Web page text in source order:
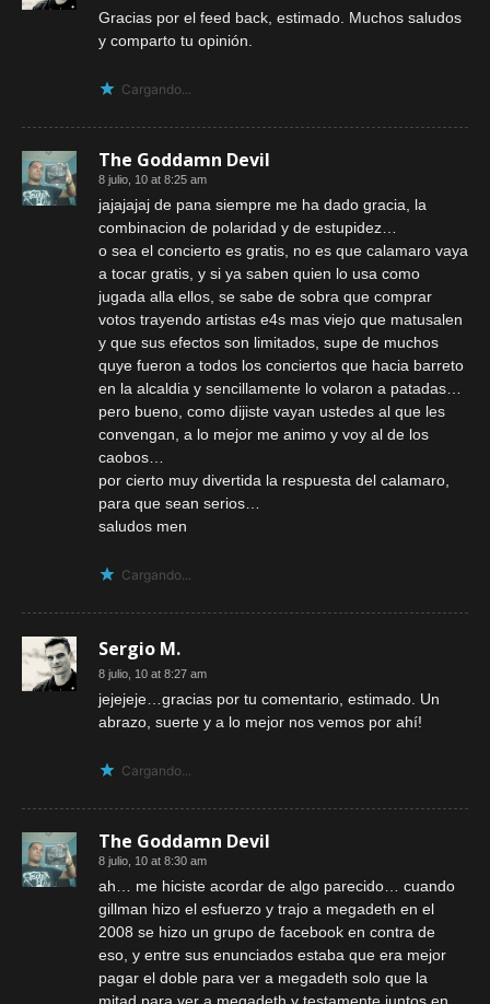
Gracias por el feed back, estimado. Muchos saludos
y comparto tu opinión.
Cargando...
The Goddamn Devil
8 julio, 10 at 8:25 am
jajajajaj de pana siempre me ha dado gracia, la
combinacion de polaridad y de estupidez…
o sea el concierto es gratis, no es que calamaro vaya
a tocar gratis, y si ya saben quien lo usa como
jugada alla ellos, se sabe de sobra que comprar
votos trayendo artistas e4s mas viejo que matusalen
y que sus efectos son limitados, supe de muchos
quye fueron a todos los conciertos que hacia barreto
en la alcaldia y sencillamente lo volaron a patadas…
pero bueno, como dijiste vayan ustedes al que les
convengan, a lo mejor me animo y voy al de los
caobos…
por cierto muy divertida la respuesta del calamaro,
para que sean serios…
saludos men
Cargando...
Sergio M.
8 julio, 10 at 8:27 am
jejejeje…gracias por tu comentario, estimado. Un
abrazo, suerte y a lo mejor nos vemos por ahí!
Cargando...
The Goddamn Devil
8 julio, 10 at 8:30 am
ah… me hiciste acordar de algo parecido… cuando
gillman hizo el esfuerzo y trajo a megadeth en el
2008 se hizo un grupo de facebook en contra de
eso, y entre sus enunciados estaba que era mejor
pagar el doble para ver a megadeth solo que la
mitad para ver a megadeth y testamente juntos en